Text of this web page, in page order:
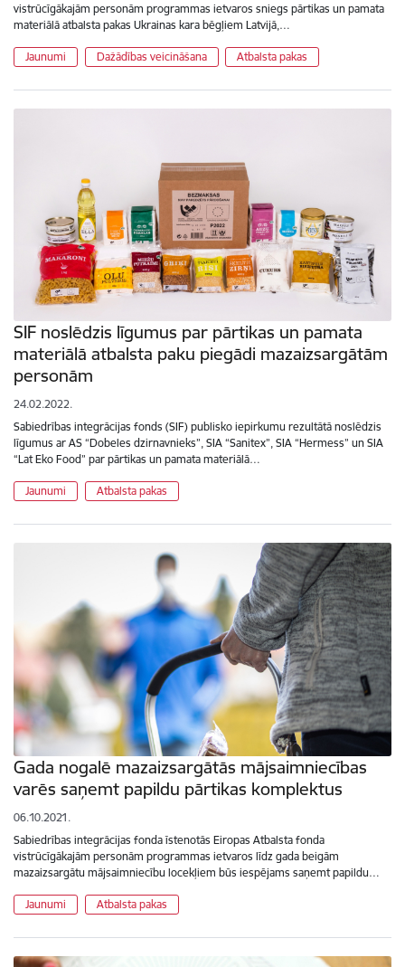
vistrūcīgākajām personām programmas ietvaros sniegs pārtikas un pamata
materiālā atbalsta pakas Ukrainas kara bēgļiem Latvijā,…
Jaunumi Dažādības veicināšana Atbalsta pakas
SIF noslēdzis līgumus par pārtikas un pamata
materiālā atbalsta paku piegādi mazaizsargātām
personām
24.02.2022.
Sabiedrības integrācijas fonds (SIF) publisko iepirkumu rezultātā noslēdzis
līgumus ar AS “Dobeles dzirnavnieks”, SIA “Sanitex”, SIA “Hermess” un SIA
“Lat Eko Food” par pārtikas un pamata materiālā…
Jaunumi Atbalsta pakas
Gada nogalē mazaizsargātās mājsaimniecības
varēs saņemt papildu pārtikas komplektus
06.10.2021.
Sabiedrības integrācijas fonda īstenotās Eiropas Atbalsta fonda
vistrūcīgākajām personām programmas ietvaros līdz gada beigām
mazaizsargātu mājsaimniecību locekļiem būs iespējams saņemt papildu…
Jaunumi Atbalsta pakas